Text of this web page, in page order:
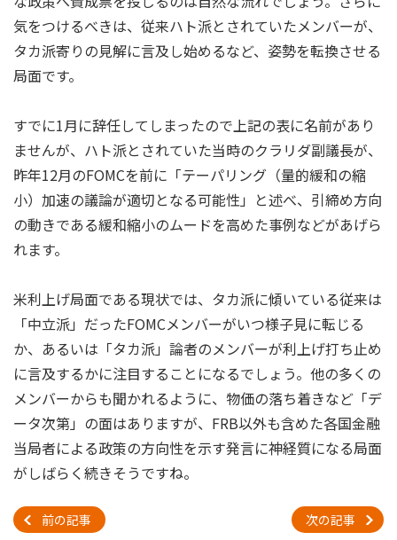
気をつけるべきは、従来ハト派とされていたメンバーが、
タカ派寄りの見解に言及し始めるなど、姿勢を転換させる
局面です。
すでに1月に辞任してしまったので上記の表に名前があり
ませんが、ハト派とされていた当時のクラリダ副議長が、
昨年12月のFOMCを前に「テーパリング（量的緩和の縮
小）加速の議論が適切となる可能性」と述べ、引締め方向
の動きである緩和縮小のムードを高めた事例などがあげら
れます。
米利上げ局面である現状では、タカ派に傾いている従来は
「中立派」だったFOMCメンバーがいつ様子見に転じる
か、あるいは「タカ派」論者のメンバーが利上げ打ち止め
に言及するかに注目することになるでしょう。他の多くの
メンバーからも聞かれるように、物価の落ち着きなど「デ
ータ次第」の面はありますが、FRB以外も含めた各国金融
当局者による政策の方向性を示す発言に神経質になる局面
がしばらく続きそうですね。
前の記事 次の記事